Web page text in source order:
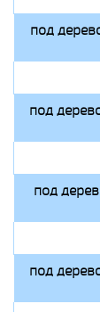
под
под
под
под